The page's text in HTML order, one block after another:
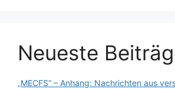
Neueste
„MECFS“ – Anhang: Nachrichten aus